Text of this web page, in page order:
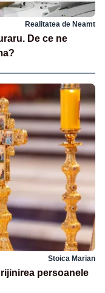
Realitatea de Neamt
De ce ne
Stoica Marian
persoanele